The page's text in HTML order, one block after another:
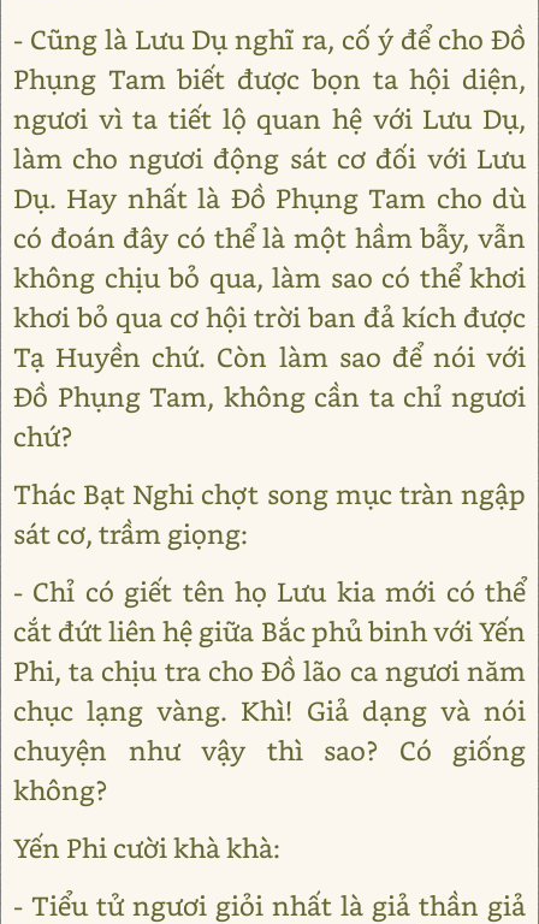
- Cũng là Lưu Dụ nghĩ ra, cố ý để cho Đồ
Phụng Tam biết được bọn ta hội diện,
ngươi vì ta tiết lộ quan hệ với Lưu Dụ,
làm cho ngươi động sát cơ đối với Lưu
Dụ. Hay nhất là Đồ Phụng Tam cho dù
có đoán đây có thể là một hầm bẫy, vẫn
không chịu bỏ qua, làm sao có thể khơi
khơi bỏ qua cơ hội trời ban đả kích được
Tạ Huyền chứ. Còn làm sao để nói với
Đồ Phụng Tam, không cần ta chỉ ngươi
chứ?
Thác Bạt Nghi chợt song mục tràn ngập
sát cơ, trầm giọng:
- Chỉ có giết tên họ Lưu kia mới có thể
cắt đứt liên hệ giữa Bắc phủ binh với Yến
Phi, ta chịu tra cho Đồ lão ca ngươi năm
chục lạng vàng. Khì! Giả dạng và nói
chuyện như vậy thì sao? Có giống
không?
Yến Phi cười khà khà:
- Tiểu tử ngươi giỏi nhất là giả thần giả